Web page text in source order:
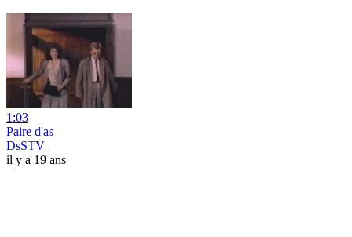
1:03
Paire d'as
DsSTV
il y a 19 ans